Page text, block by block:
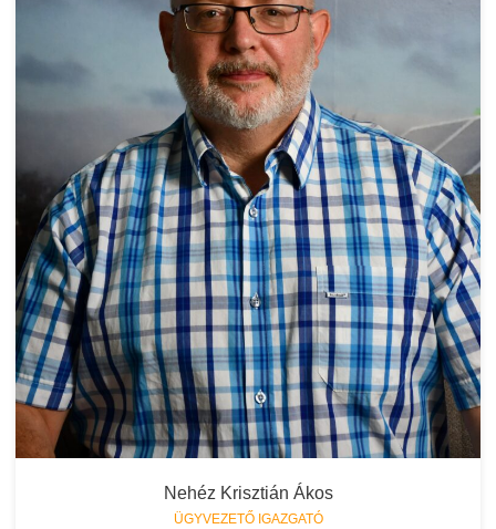
Nehéz Krisztián Ákos
ÜGYVEZETŐ IGAZGATÓ